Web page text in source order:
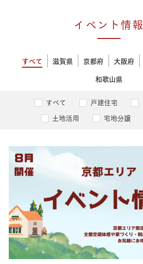
イベント情報
すべて 滋賀県 京都府 大阪府
和歌山県
すべて 戸建住宅
土地活用
宅地分譲